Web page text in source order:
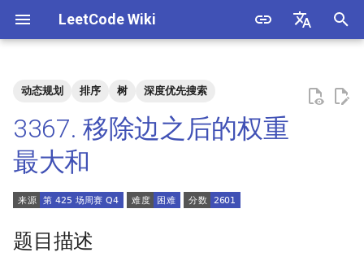
LeetCode Wiki
始
化
搜
索
解法
方法一
4. 二维数组中的查找
5. 替换空格
6. 从尾到头打印链表
2. 二进制加法
3. 前 n 个数字二进制中 1 的个
数
4. 只出现一次的数字
1.2. 判定是否互为字符重排
1.3. URL 化
1.4. 回文排列
动态规划 排序 树 深度优先搜索
3367. 移除边之后的权重
最大和
题目描述